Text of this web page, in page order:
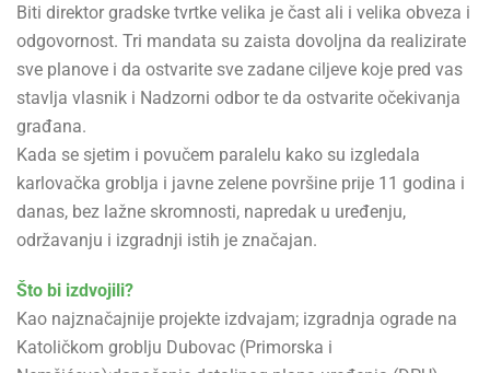
Biti direktor gradske tvrtke velika je čast ali i velika obveza i
odgovornost. Tri mandata su zaista dovoljna da realizirate
sve planove i da ostvarite sve zadane ciljeve koje pred vas
stavlja vlasnik i Nadzorni odbor te da ostvarite očekivanja
građana.
Kada se sjetim i povučem paralelu kako su izgledala
karlovačka groblja i javne zelene površine prije 11 godina i
danas, bez lažne skromnosti, napredak u uređenju,
održavanju i izgradnji istih je značajan.
Što bi izdvojili?
Kao najznačajnije projekte izdvajam; izgradnja ograde na
Katoličkom groblju Dubovac (Primorska i